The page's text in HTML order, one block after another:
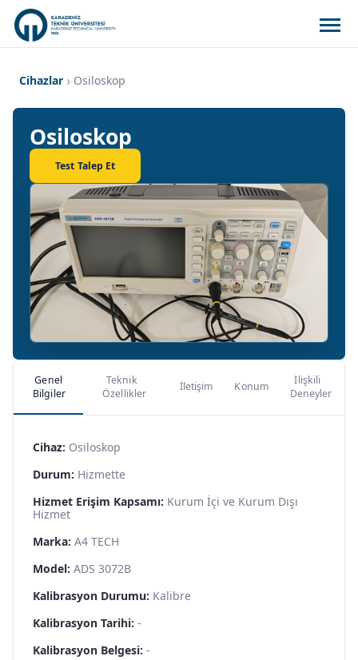
Cihazlar Osiloskop
Osiloskop
Test Talep Et
Genel
Bilgiler
Teknik
Özellikler
İletişim Konum
İlişkili
Deneyler
Cihaz: Osiloskop
Durum: Hizmette
Hizmet Erişim Kapsamı: Kurum İçi ve Kurum Dışı
Hizmet
Marka: A4 TECH
Model: ADS 3072B
Kalibrasyon Durumu: Kalibre
Kalibrasyon Tarihi: -
Kalibrasyon Belgesi: -